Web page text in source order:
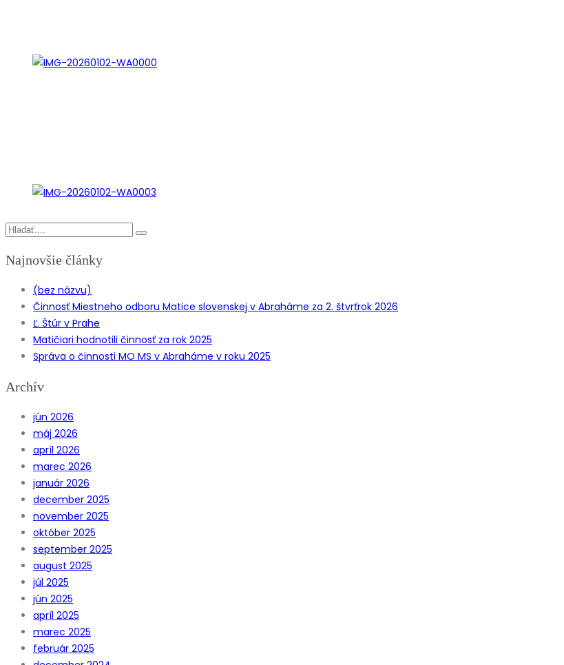
Najnovšie články
(bez názvu)
Činnosť Miestneho odboru Matice slovenskej v Abraháme za 2. štvrťrok 2026
Ľ. Štúr v Prahe
Matičiari hodnotili činnosť za rok 2025
Správa o činnosti MO MS v Abraháme v roku 2025
Archív
jún 2026
máj 2026
apríl 2026
marec 2026
január 2026
december 2025
november 2025
október 2025
september 2025
august 2025
júl 2025
jún 2025
apríl 2025
marec 2025
február 2025